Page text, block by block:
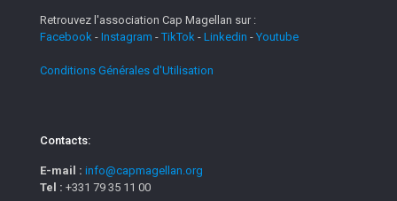
Retrouvez l'association Cap Magellan sur :
Facebook - Instagram -TikTok - Linkedin - Youtube
Conditions Générales d'Utilisation
Contacts:
E-mail : info@capmagellan.org
Tel : +331 79 35 11 00